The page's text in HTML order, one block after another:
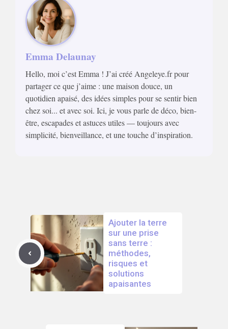
Emma Delaunay
Hello, moi c’est Emma ! J’ai créé Angeleye.fr pour
partager ce que j’aime : une maison douce, un
quotidien apaisé, des idées simples pour se sentir bien
chez soi... et avec soi. Ici, je vous parle de déco, bien-
être, escapades et astuces utiles — toujours avec
simplicité, bienveillance, et une touche d’inspiration.
Ajouter la terre
sur une prise
sans terre :
méthodes,
risques et
solutions
apaisantes